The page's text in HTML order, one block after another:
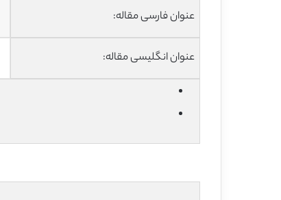
عنوان فارسی مقاله:
عنوان انگلیسی مقاله: